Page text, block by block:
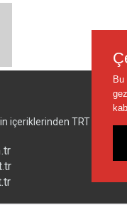
içeriklerinden TRT sorumlu
Bu